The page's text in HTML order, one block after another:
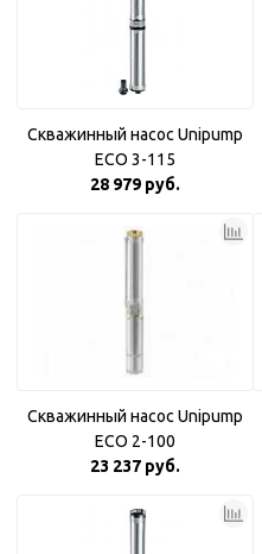
Скважинный насос Unipump
ECO 3-115
28 979 руб.
Скважинный насос Unipump
ECO 2-100
23 237 руб.